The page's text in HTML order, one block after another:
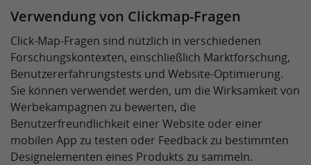
Verwendung von Clickmap-Fragen
Click-Map-Fragen sind nützlich in verschiedenen
Forschungskontexten, einschließlich Marktforschung,
Benutzererfahrungstests und Website-Optimierung.
Sie können verwendet werden, um die Wirksamkeit von
Werbekampagnen zu bewerten, die
Benutzerfreundlichkeit einer Website oder einer
mobilen App zu testen oder Feedback zu bestimmten
Designelementen eines Produkts zu sammeln.